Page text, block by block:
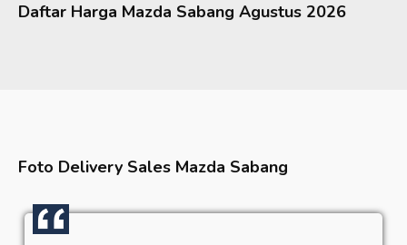
Daftar Harga Mazda Sabang Agustus 2026
Foto Delivery Sales Mazda Sabang